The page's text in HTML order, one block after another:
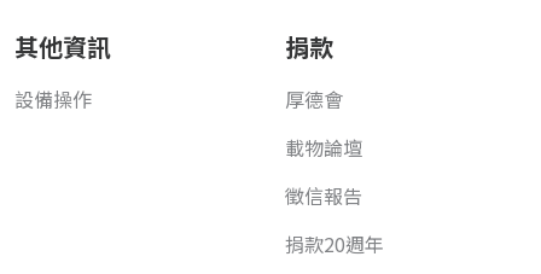
其他資訊
設備操作
捐款
厚德會
載物論壇
徵信報告
捐款20週年